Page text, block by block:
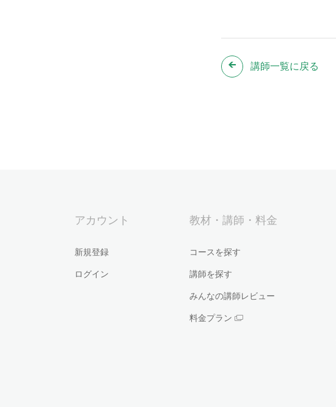
講師一覧に戻る
アカウント
新規登録
ログイン
教材・講師・料金
コースを探す
講師を探す
みんなの講師レビュー
料金プラン